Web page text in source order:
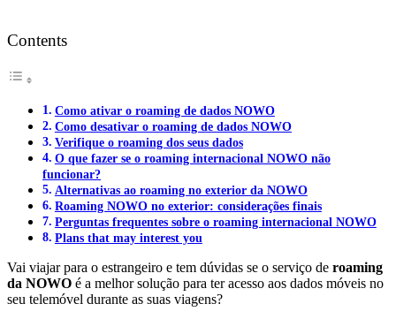
Contents
Como ativar o roaming de dados NOWO
Como desativar o roaming de dados NOWO
Verifique o roaming dos seus dados
O que fazer se o roaming internacional NOWO não
funcionar?
Alternativas ao roaming no exterior da NOWO
Roaming NOWO no exterior: considerações finais
Perguntas frequentes sobre o roaming internacional NOWO
Plans that may interest you
Vai viajar para o estrangeiro e tem dúvidas se o serviço de roaming
da NOWO é a melhor solução para ter acesso aos dados móveis no
seu telemóvel durante as suas viagens?